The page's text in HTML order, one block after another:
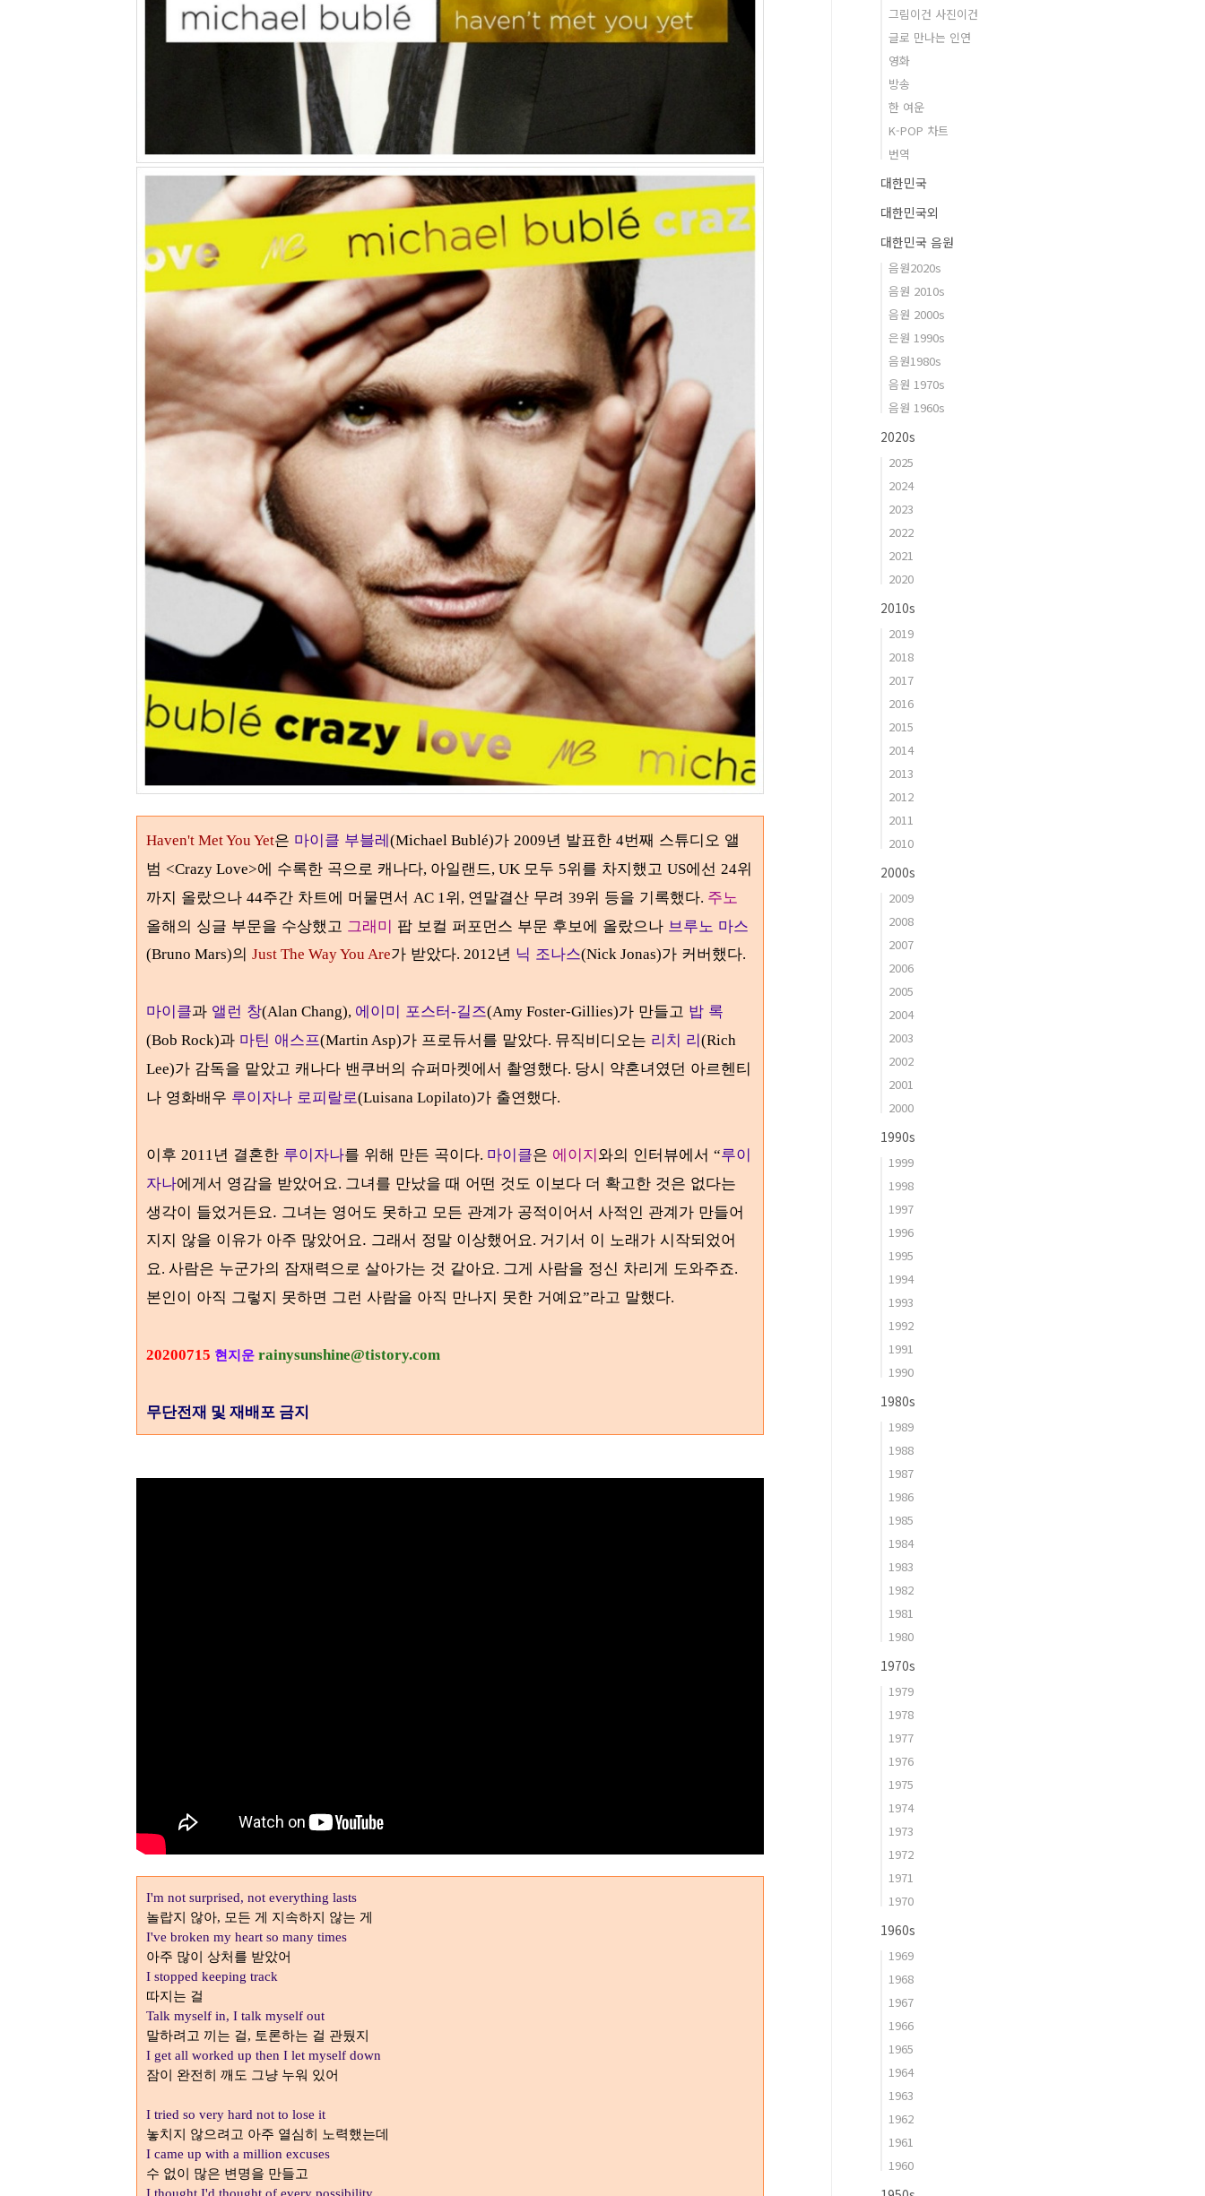
Haven't Met You Yet은 마이클 부블레(Michael Bublé)가 2009년 발표한 4번째 스튜디오 앨
범 <Crazy Love>에 수록한 곡으로 캐나다, 아일랜드, UK 모두 5위를 차지했고 US에선 24위
까지 올랐으나 44주간 차트에 머물면서 AC 1위, 연말결산 무려 39위 등을 기록했다. 주노
올해의 싱글 부문을 수상했고 그래미 팝 보컬 퍼포먼스 부문 후보에 올랐으나 브루노 마스
(Bruno Mars)의 Just The Way You Are가 받았다. 2012년 닉 조나스(Nick Jonas)가 커버했다.
마이클과 앨런 창(Alan Chang), 에이미 포스터-길즈(Amy Foster-Gillies)가 만들고 밥 록
(Bob Rock)과 마틴 애스프(Martin Asp)가 프로듀서를 맡았다. 뮤직비디오는 리치 리(Rich
Lee)가 감독을 맡았고 캐나다 밴쿠버의 슈퍼마켓에서 촬영했다. 당시 약혼녀였던 아르헨티
나 영화배우 루이자나 로피랄로(Luisana Lopilato)가 출연했다.
이후 2011년 결혼한 루이자나를 위해 만든 곡이다. 마이클은 에이지와의 인터뷰에서 “루이
자나에게서 영감을 받았어요. 그녀를 만났을 때 어떤 것도 이보다 더 확고한 것은 없다는
생각이 들었거든요. 그녀는 영어도 못하고 모든 관계가 공적이어서 사적인 관계가 만들어
지지 않을 이유가 아주 많았어요. 그래서 정말 이상했어요. 거기서 이 노래가 시작되었어
요. 사람은 누군가의 잠재력으로 살아가는 것 같아요. 그게 사람을 정신 차리게 도와주죠.
본인이 아직 그렇지 못하면 그런 사람을 아직 만나지 못한 거예요”라고 말했다.
20200715 현지운 rainysunshine@tistory.com
무단전재 및 재배포 금지
I'm not surprised, not everything lasts
놀랍지 않아, 모든 게 지속하지 않는 게
I've broken my heart so many times
아주 많이 상처를 받았어
I stopped keeping track
따지는 걸
Talk myself in, I talk myself out
말하려고 끼는 걸, 토론하는 걸 관뒀지
I get all worked up then I let myself down
잠이 완전히 깨도 그냥 누워 있어
I tried so very hard not to lose it
놓치지 않으려고 아주 열심히 노력했는데
I came up with a million excuses
수 없이 많은 변명을 만들고
그림이건 사진이건
글로 만나는 인연
영화
방송
한 여운
K-POP 차트
번역
대한민국
대한민국외
대한민국 음원
음원2020s
음원 2010s
음원 2000s
은원 1990s
음원1980s
음원 1970s
음원 1960s
2020s
2025
2024
2023
2022
2021
2020
2010s
2019
2018
2017
2016
2015
2014
2013
2012
2011
2010
2000s
2009
2008
2007
2006
2005
2004
2003
2002
2001
2000
1990s
1999
1998
1997
1996
1995
1994
1993
1992
1991
1990
1980s
1989
1988
1987
1986
1985
1984
1983
1982
1981
1980
1970s
1979
1978
1977
1976
1975
1974
1973
1972
1971
1970
1960s
1969
1968
1967
1966
1965
1964
1963
1962
1961
1960